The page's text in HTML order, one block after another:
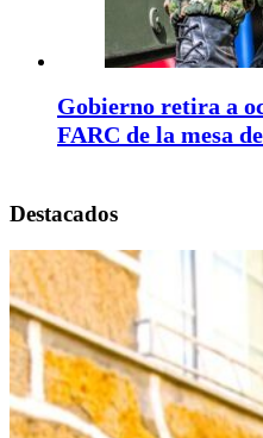
Gobierno retira a
FARC de la mesa
Destacados